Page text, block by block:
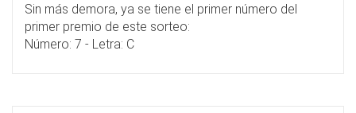
Sin más demora, ya se tiene el primer número del
primer premio de este sorteo:
Número: 7 - Letra: C